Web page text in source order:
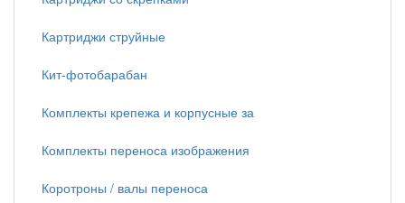
Картриджи струйные
Кит-фотобарабан
Комплекты крепежа и корпусные за
Комплекты переноса изображения
Коротроны / валы переноса